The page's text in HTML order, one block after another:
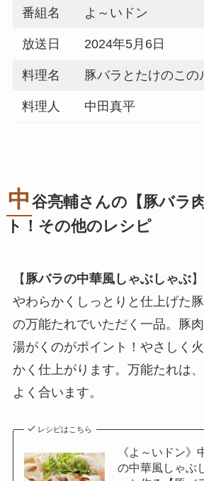
番組名 よ～いドン
放送日 2024年5月6日
料理名 豚バラとたけのこの
料理人 中田真平
中 谷亮輔さんの【豚バラ
ト！その他のレシピ
【 豚バラの中華風しゃぶしゃぶ】
やわらかくしっとりと仕上げた
の万能たれでいただく一品。豚
湯がくのがポイント！やさしく
かく仕上がります。万能たれは
よく合います。
レシピはこちら
《よ～いドン》
の中華風しゃぶ